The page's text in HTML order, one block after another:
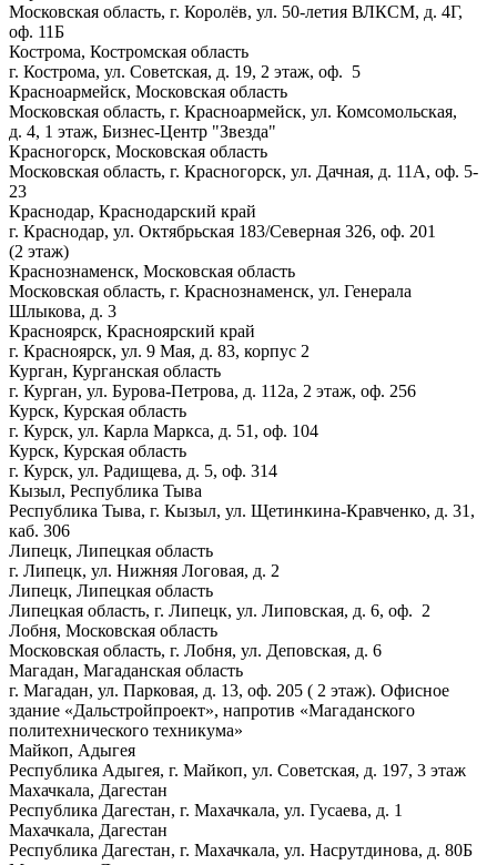
Московская область, г. Королёв, ул. 50-летия ВЛКСМ, д. 4Г,
оф. 11Б
Кострома, Костромская область
г. Кострома, ул. Советская, д. 19, 2 этаж, оф. 5
Красноармейск, Московская область
Московская область, г. Красноармейск, ул. Комсомольская,
д. 4, 1 этаж, Бизнес-Центр "Звезда"
Красногорск, Московская область
Московская область, г. Красногорск, ул. Дачная, д. 11А, оф. 5-
23
Краснодар, Краснодарский край
г. Краснодар, ул. Октябрьская 183/Северная 326, оф. 201
(2 этаж)
Краснознаменск, Московская область
Московская область, г. Краснознаменск, ул. Генерала
Шлыкова, д. 3
Красноярск, Красноярский край
г. Красноярск, ул. 9 Мая, д. 83, корпус 2
Курган, Курганская область
г. Курган, ул. Бурова-Петрова, д. 112а, 2 этаж, оф. 256
Курск, Курская область
г. Курск, ул. Карла Маркса, д. 51, оф. 104
Курск, Курская область
г. Курск, ул. Радищева, д. 5, оф. 314
Кызыл, Республика Тыва
Республика Тыва, г. Кызыл, ул. Щетинкина-Кравченко, д. 31,
каб. 306
Липецк, Липецкая область
г. Липецк, ул. Нижняя Логовая, д. 2
Липецк, Липецкая область
Липецкая область, г. Липецк, ул. Липовская, д. 6, оф. 2
Лобня, Московская область
Московская область, г. Лобня, ул. Деповская, д. 6
Магадан, Магаданская область
г. Магадан, ул. Парковая, д. 13, оф. 205 ( 2 этаж). Офисное
здание «Дальстройпроект», напротив «Магаданского
политехнического техникума»
Майкоп, Адыгея
Республика Адыгея, г. Майкоп, ул. Советская, д. 197, 3 этаж
Махачкала, Дагестан
Республика Дагестан, г. Махачкала, ул. Гусаева, д. 1
Махачкала, Дагестан
Республика Дагестан, г. Махачкала, ул. Насрутдинова, д. 80Б